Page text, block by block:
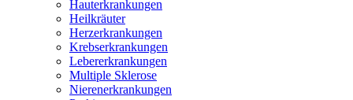
Hauterkrankungen
Heilkräuter
Herzerkrankungen
Krebserkrankungen
Lebererkrankungen
Multiple Sklerose
Nierenerkrankungen